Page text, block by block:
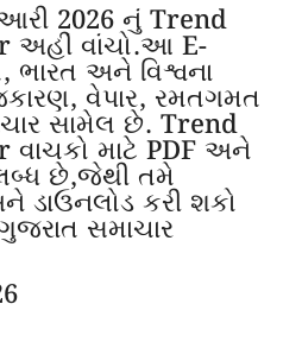
2026 નું Trend
અહીં વાંચો.આ E-
ભારત અને વિશ્વના
વેપાર, રમતગમત
સામેલ છે. Trend
વાચકો માટે PDF અને
છે,જેથી તમે
ડાઉનલોડ કરી શકો
સમાચાર